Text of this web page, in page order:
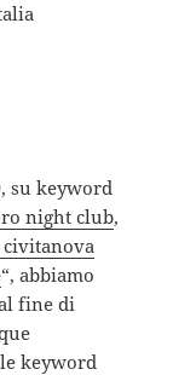
su keyword
night club,
“, abbiamo
fine di
keyword